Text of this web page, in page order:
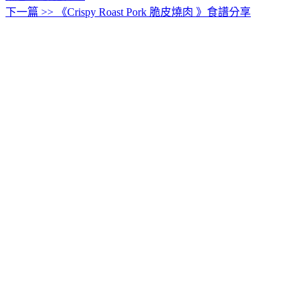
章
下一篇 >>
《Crispy Roast Pork 脆皮燒肉 》食譜分享